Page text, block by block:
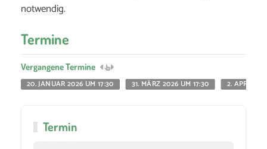
notwendig.
Termine
Vergangene Termine
20. JANUAR 2026 UM 17:30
31. MÄRZ 2026 UM 17:30 2. APRIL
Termin